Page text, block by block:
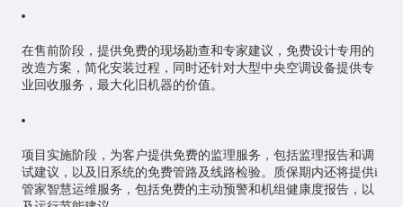
在售前阶段，提供免费的现场勘查和专家建议，免费设计专用的
改造方案，简化安装过程，同时还针对大型中央空调设备提供专
业回收服务，最大化旧机器的价值。
项目实施阶段，为客户提供免费的监理服务，包括监理报告和调
试建议，以及旧系统的免费管路及线路检验。质保期内还将提供i
管家智慧运维服务，包括免费的主动预警和机组健康度报告，以